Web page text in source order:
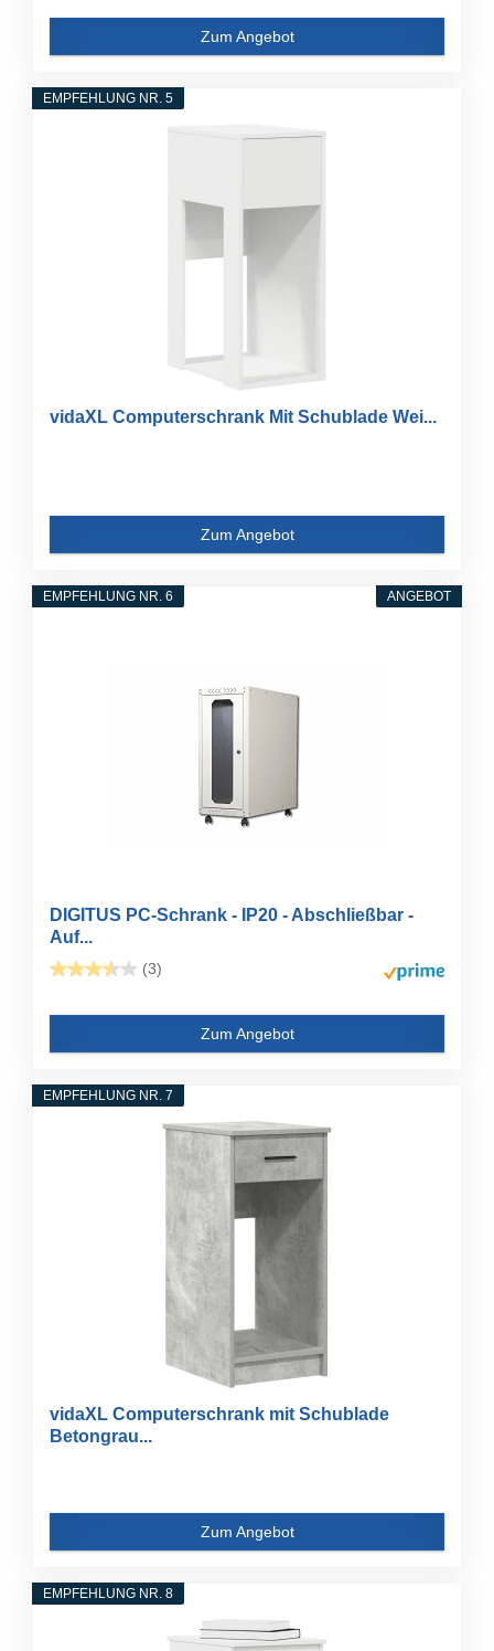
Zum Angebot
EMPFEHLUNG NR. 5
vidaXL Computerschrank Mit Schublade Wei...
Zum Angebot
ANGEBOT
EMPFEHLUNG NR. 6
DIGITUS PC-Schrank - IP20 - Abschließbar -
Auf...
(3)
Zum Angebot
EMPFEHLUNG NR. 7
vidaXL Computerschrank mit Schublade
Betongrau...
Zum Angebot
EMPFEHLUNG NR. 8